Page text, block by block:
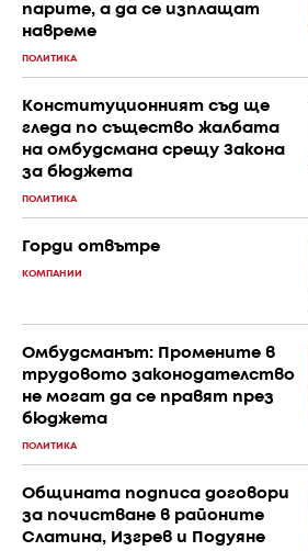
парите, а да се изплащат
навреме
ПОЛИТИКА
Конституционният съд ще
гледа по същество жалбата
на омбудсмана срещу Закона
за бюджета
ПОЛИТИКА
Горди отвътре
КОМПАНИИ
Омбудсманът: Промените в
трудовото законодателство
не могат да се правят през
бюджета
ПОЛИТИКА
Общината подписа договори
за почистване в районите
Слатина, Изгрев и Подуяне